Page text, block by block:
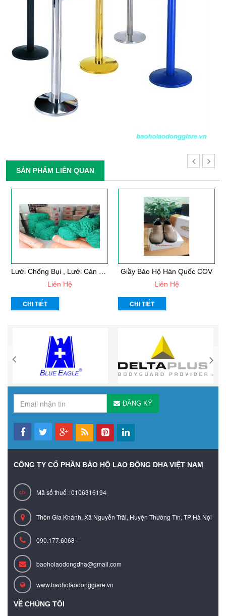
SẢN PHẨM LIÊN QUAN
L
Ưới Chống Bụi , Lưới Cản Vật Rơi
Liên Hệ
CHI TIẾT
Giầy Bảo Hộ Hàn Quốc COV
Liên Hệ
CHI TIẾT
ĐĂNG KÝ
CÔNG TY CỔ PHẦN BẢO HỘ LAO ĐỘNG DHA VIỆT NAM
Mã số thuế : 0106316194
Thôn Gia Khánh, Xã Nguyễn Trãi, Huyện Thường Tín, TP Hà Nội
090.177.6068 -
baoholaodongdha@gmail.com
www.baoholaodonggiare.vn
VỀ CHÚNG TÔI